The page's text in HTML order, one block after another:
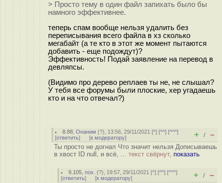
> Просто тему в один файл запихать было бы
намного эффективнее.
теперь спам вообще нельзя удалить без
переписывания всего файла в хз сколько
мегабайт (а те кто в этот же момент пытаются
добавить - еще подождут)?
Эффективность! Подай заявление на перевод в
девляпсы.
(Видимо про дерево реплаев ты не, не слышал?
У тебя все форумы были плоские, хер угадаешь
кто и на что отвечал?)
8.88 ,Онаним (?), 13:56, 29/11/2021 [^] [^^] [^^^]
[ответить] [к модератору] + / –
Ты просто не догнал Что значит нельзя Дописываешь
в хвост ID null, и всё, ... текст свёрнут, показать
9.105 ,пох. (?), 19:57, 29/11/2021 [^] [^^] [^^^]
[ответить] [к модератору] + / –